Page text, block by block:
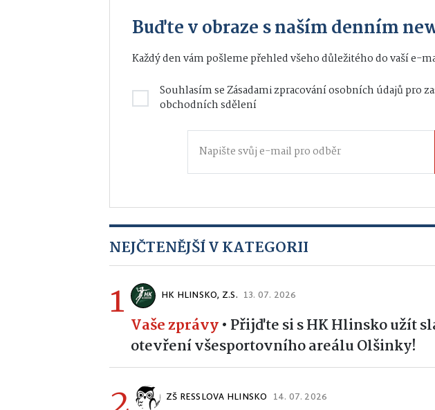
Buďte v obraze s naším denním
Každý den vám pošleme přehled všeho důležitého do vaší e-
Souhlasím seZásadami zpracování osobních údajůpro
obchodních sdělení
NEJČTENĚJŠÍ V KATEGORII
1 HK HLINSKO, Z.S. 13. 07. 2026
Vaše zprávy• Přijďte si s HK Hlinsko užít
otevření všesportovního areálu Olšinky!
ZŠ RESSLOVA HLINSKO 14. 07. 2026